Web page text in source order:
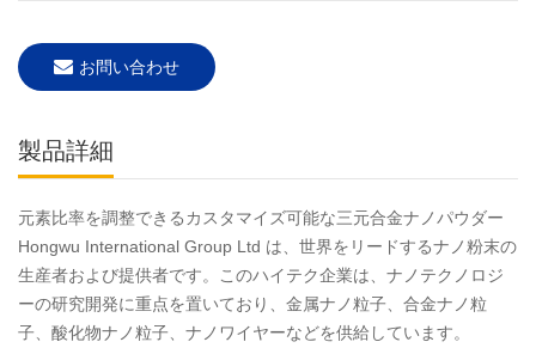
お問い合わせ
製品詳細
元素比率を調整できるカスタマイズ可能な三元合金ナノパウダー
Hongwu International Group Ltd は、世界をリードするナノ粉末の
生産者および提供者です。このハイテク企業は、ナノテクノロジ
ーの研究開発に重点を置いており、金属ナノ粒子、合金ナノ粒
子、酸化物ナノ粒子、ナノワイヤーなどを供給しています。